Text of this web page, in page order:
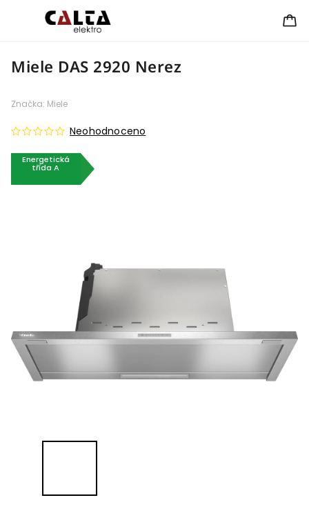
Miele DAS 2920 Nerez
Energetická
třída A
Neohodnoceno
Značka: Miele